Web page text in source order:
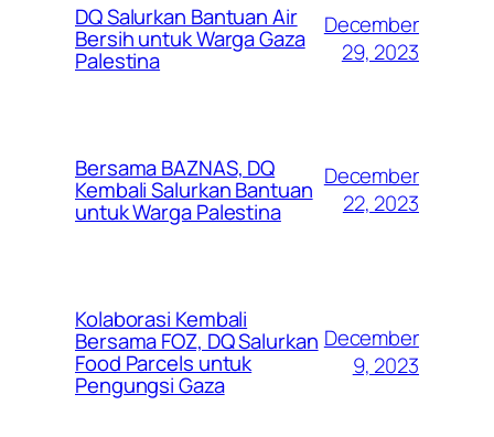
DQ Salurkan Bantuan Air
Bersih untuk Warga Gaza
Palestina
December
29, 2023
Bersama BAZNAS, DQ
Kembali Salurkan Bantuan
untuk Warga Palestina
December
22, 2023
Kolaborasi Kembali
Bersama FOZ, DQ Salurkan
Food Parcels untuk
Pengungsi Gaza
December
9, 2023